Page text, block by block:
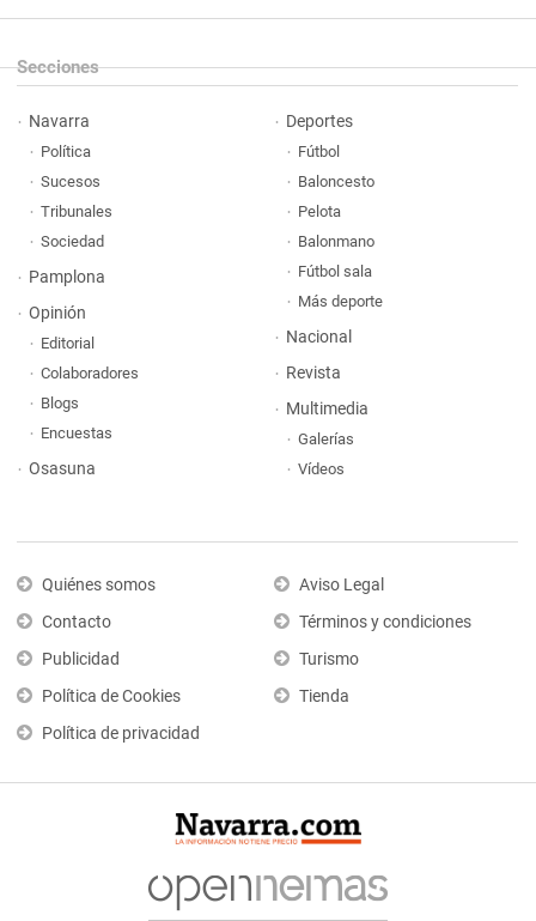
Secciones
Navarra
Política
Sucesos
Tribunales
Sociedad
Pamplona
Opinión
Editorial
Colaboradores
Blogs
Encuestas
Osasuna
Deportes
Fútbol
Baloncesto
Pelota
Balonmano
Fútbol sala
Más deporte
Nacional
Revista
Multimedia
Galerías
Vídeos
Quiénes somos
Contacto
Publicidad
Política de Cookies
Política de privacidad
Aviso Legal
Términos y condiciones
Turismo
Tienda